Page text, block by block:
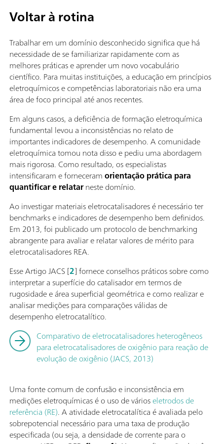
Voltar à rotina
Trabalhar em um domínio desconhecido significa que há
necessidade de se familiarizar rapidamente com as
melhores práticas e aprender um novo vocabulário
científico. Para muitas instituições, a educação em princípios
eletroquímicos e competências laboratoriais não era uma
área de foco principal até anos recentes.
Em alguns casos, a deficiência de formação eletroquímica
fundamental levou a inconsistências no relato de
importantes indicadores de desempenho. A comunidade
eletroquímica tomou nota disso e pediu uma abordagem
mais rigorosa. Como resultado, os especialistas
intensificaram e forneceramorientação prática para
quantificar e relatarneste domínio.
Ao investigar materiais eletrocatalisadores é necessário ter
benchmarks e indicadores de desempenho bem definidos.
Em 2013, foi publicado um protocolo de benchmarking
abrangente para avaliar e relatar valores de mérito para
eletrocatalisadores REA.
Esse Artigo JACS [2] fornece conselhos práticos sobre como
interpretar a superfície do catalisador em termos de
rugosidade e área superficial geométrica e como realizar e
analisar medições para comparações válidas de
desempenho eletrocatalítico.
Comparativo de eletrocatalisadores heterogêneos
para eletrocatalisadores de oxigênio para reação de
evolução de oxigênio (JACS, 2013)
Uma fonte comum de confusão e inconsistência em
medições eletroquímicas é o uso de várioseletrodos de
referência (RE). A atividade eletrocatalítica é avaliada pelo
sobrepotencial necessário para uma taxa de produção
especificada (ou seja, a densidade de corrente para o